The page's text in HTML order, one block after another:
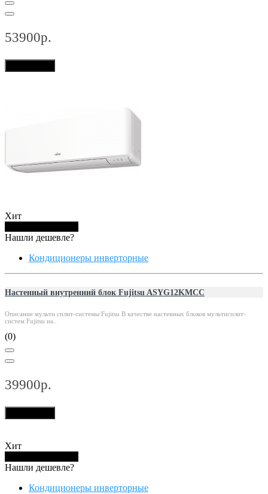
53900р.
Хит
Нашли дешевле?
Кондиционеры инверторные
Настенный внутренний блок Fujitsu ASYG12KMCC
Описание мульти сплит-системы Fujitsu В качестве настенных блоков мультисплит-
систем Fujitsu на..
(0)
39900р.
Хит
Нашли дешевле?
Кондиционеры инверторные